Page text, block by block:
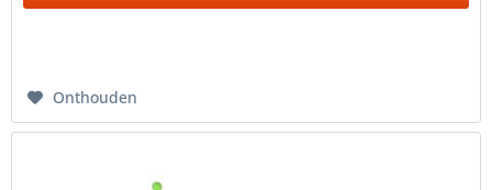
Onthouden